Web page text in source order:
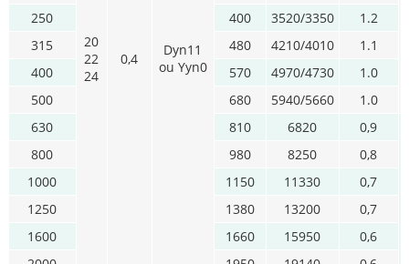
20
22
24
0,4
Dyn11
ou Yyn0
250
400 3520/3350
1.2
315
480 4210/4010
1.1
400
570 4970/4730
1.0
500
680 5940/5660
1.0
630
810 6820
0,9
800
980 8250
0,8
1000
1150 11330
0,7
1250
1380 13200
0,7
1600
1660 15950
0,6